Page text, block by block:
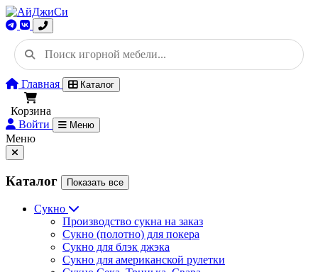
Главная Каталог
Корзина
Войти
Меню
Меню
Каталог Показать все
Сукно
Производство сукна на заказ
Сукно (полотно) для покера
Сукно для блэк джэка
Сукно для американской рулетки